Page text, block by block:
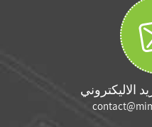
الاليكتروني